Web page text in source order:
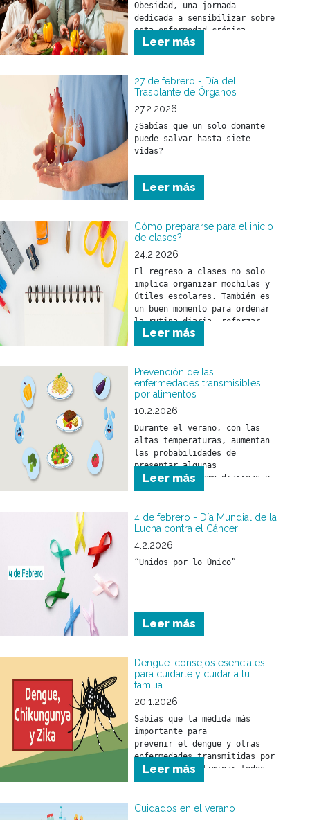
Obesidad, una jornada
dedicada a sensibilizar sobre
esta enfermedad crónica,
compleja y creciente que
afecta a cientos de millones
Leer más
27 de febrero - Día del
Trasplante de Órganos
27.2.2026
¿Sabías que un solo donante
puede salvar hasta siete
vidas?
Leer más
Cómo prepararse para el inicio
de clases?
24.2.2026
El regreso a clases no solo
implica organizar mochilas y
útiles escolares. También es
un buen momento para ordenar
la rutina diaria, reforzar
hábitos saludables y realizar
los controles de salud
Leer más
Prevención de las
enfermedades transmisibles
por alimentos
10.2.2026
Durante el verano, con las
altas temperaturas, aumentan
las probabilidades de
presentar algunas
enfermedades como diarreas y
el SUH (Síndrome urémico
prevenibles con medidas
sencillas como:
Leer más
4 de febrero - Día Mundial de la
Lucha contra el Cáncer
4.2.2026
“Unidos por lo Único”
Leer más
Dengue: consejos esenciales
para cuidarte y cuidar a tu
familia
20.1.2026
Sabías que la medida más
importante para
prevenir el dengue y otras
enfermedades transmitidas por
mosquitos es eliminar todos
los objetos o recipientes que
criaderos.
Leer más
Cuidados en el verano